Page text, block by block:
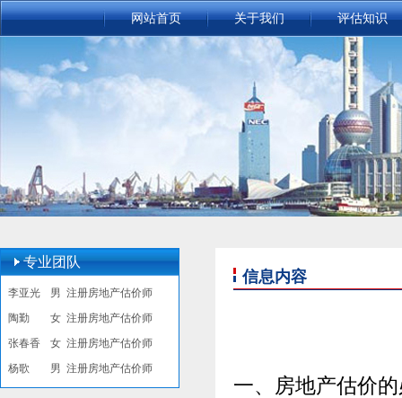
网站首页 关于我们 评估知识
专业团队
李亚光 男 注册房地产估价师
陶勤
女 注册房地产估价师
张春香
女 注册房地产估价师
杨歌
男 注册房地产估价师
信息内容
一、房地产估价